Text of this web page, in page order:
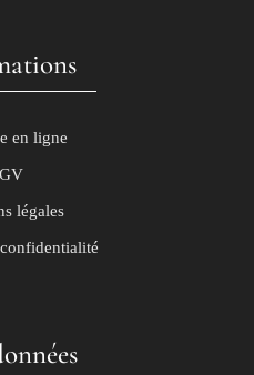
en ligne
légales